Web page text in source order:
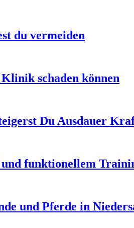
du vermeiden
schaden können
Du Ausdauer
funktionellem
und Pferde in